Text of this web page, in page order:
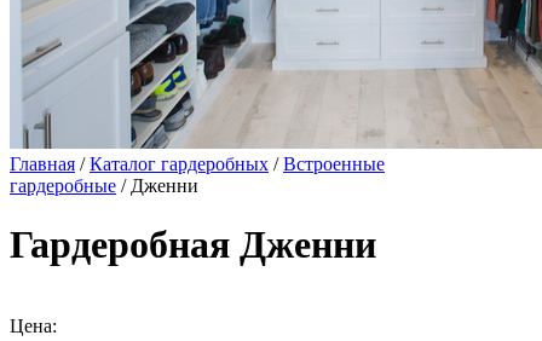
Главная /Каталог гардеробных /Встроенные
гардеробные / Дженни
Гардеробная Дженни
Цена: